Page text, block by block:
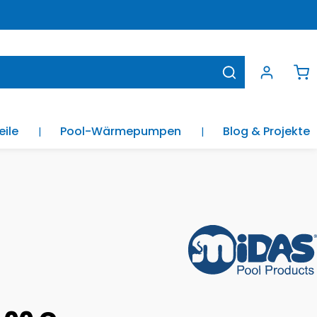
Pool-Wärmepumpen Blog & Projekte